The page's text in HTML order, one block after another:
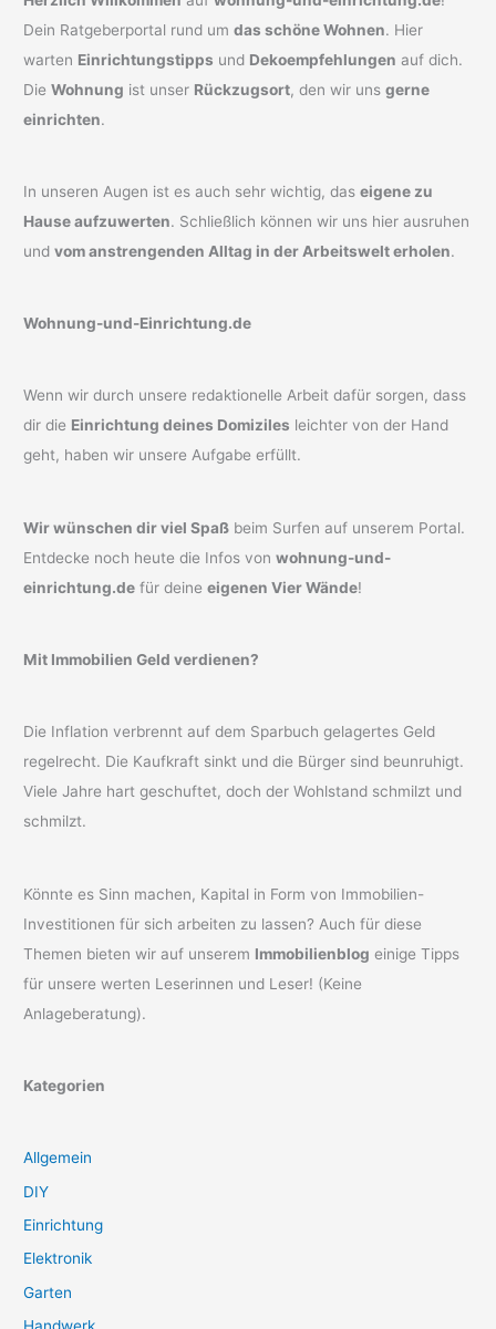
Dein Ratgeberportal rund umdas schöne Wohnen. Hier
warten Einrichtungstipps und Dekoempfehlungen auf dich.
DieWohnung ist unser Rückzugsort, den wir unsgerne
einrichten.
In unseren Augen ist es auch sehr wichtig, daseigene zu
Hause aufzuwerten. Schließlich können wir uns hier ausruhen
undvom anstrengenden Alltag in der Arbeitswelt erholen.
Wohnung-und-Einrichtung.de
Wenn wir durch unsere redaktionelle Arbeit dafür sorgen, dass
dir die Einrichtung deines Domiziles leichter von der Hand
geht, haben wir unsere Aufgabe erfüllt.
Wir wünschen dir viel Spaß beim Surfen auf unserem Portal.
Entdecke noch heute die Infos vonwohnung-und-
einrichtung.de für deineeigenen Vier Wände!
Mit Immobilien Geld verdienen?
Die Inflation verbrennt auf dem Sparbuch gelagertes Geld
regelrecht. Die Kaufkraft sinkt und die Bürger sind beunruhigt.
Viele Jahre hart geschuftet, doch der Wohlstand schmilzt und
schmilzt.
Könnte es Sinn machen, Kapital in Form von Immobilien-
Investitionen für sich arbeiten zu lassen? Auch für diese
Themen bieten wir auf unserem Immobilienblog einige Tipps
für unsere werten Leserinnen und Leser! (Keine
Anlageberatung).
Kategorien
Allgemein
DIY
Einrichtung
Elektronik
Garten